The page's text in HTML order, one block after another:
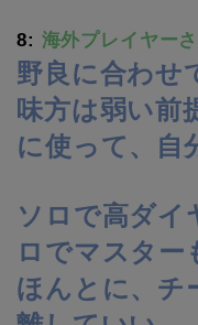
8: 海外プレイヤー
野良に合わせ
味方は弱い前
に使って、自
ソロで高ダイ
ロでマスター
ほんとに、チ